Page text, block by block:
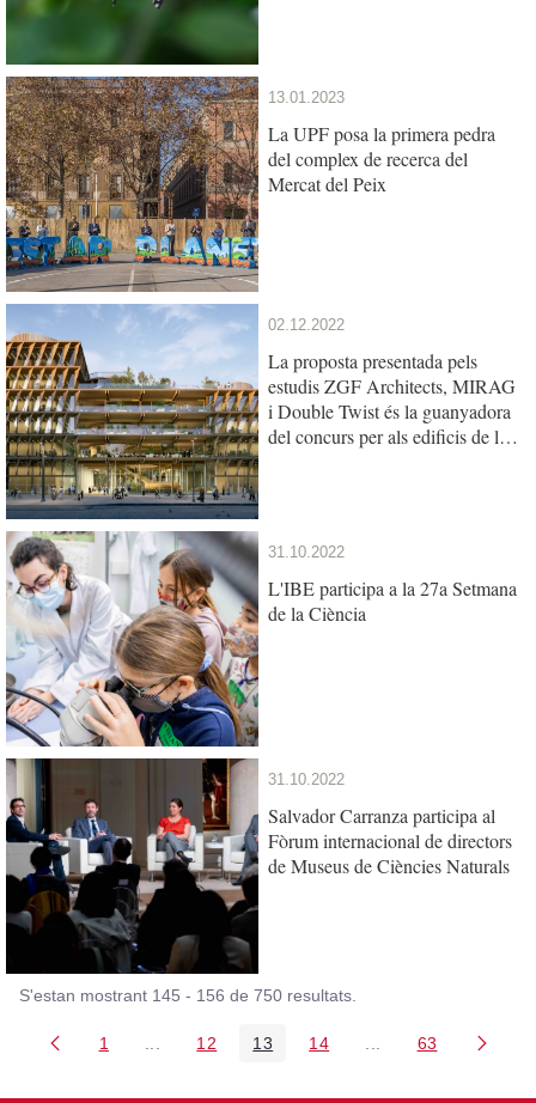
13.01.2023
La UPF posa la primera pedra
del complex de recerca del
Mercat del Peix
02.12.2022
La proposta presentada pels
estudis ZGF Architects, MIRAG
i Double Twist és la guanyadora
del concurs per als edificis de la
31.10.2022
L'IBE participa a la 27a Setmana
de la Ciència
31.10.2022
Salvador Carranza participa al
Fòrum internacional de directors
de Museus de Ciències Naturals
S'estan mostrant 145 - 156 de 750 resultats.
Pàgina
1 Pàgines intermèdies Utilitzeu TAB per navegar.
Pàgina
12 Pàgina
13 Pàgina
14 PàginesPàgina
63